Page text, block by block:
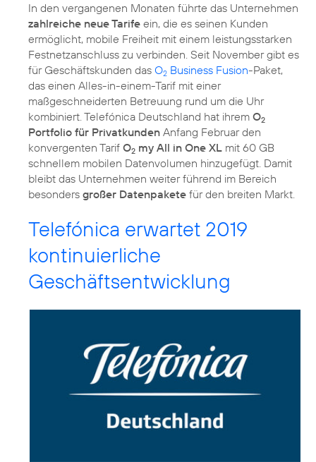
In den vergangenen Monaten führte das Unternehmen
zahlreiche neue Tarife ein, die es seinen Kunden
ermöglicht, mobile Freiheit mit einem leistungsstarken
Festnetzanschluss zu verbinden. Seit November gibt es
für Geschäftskunden das O2 Business Fusion-Paket,
das einen Alles-in-einem-Tarif mit einer
maßgeschneiderten Betreuung rund um die Uhr
kombiniert. Telefónica Deutschland hat ihrem O2
Portfolio für Privatkunden Anfang Februar den
konvergenten Tarif O2 my All in One XL mit 60 GB
schnellem mobilen Datenvolumen hinzugefügt. Damit
bleibt das Unternehmen weiter führend im Bereich
besonders großer Datenpakete für den breiten Markt.
Telefónica erwartet 2019
kontinuierliche
Geschäftsentwicklung